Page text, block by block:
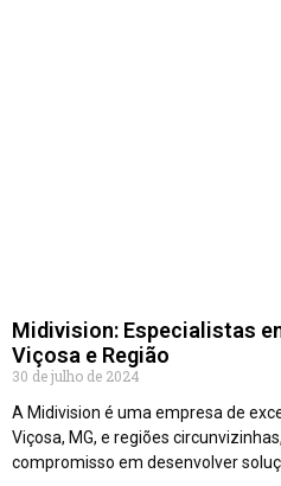
Midivision: Especialistas
Viçosa e Região
30 de julho de 2024
A Midivision é uma empresa de
Viçosa, MG, e regiões
compromisso em desenvolver